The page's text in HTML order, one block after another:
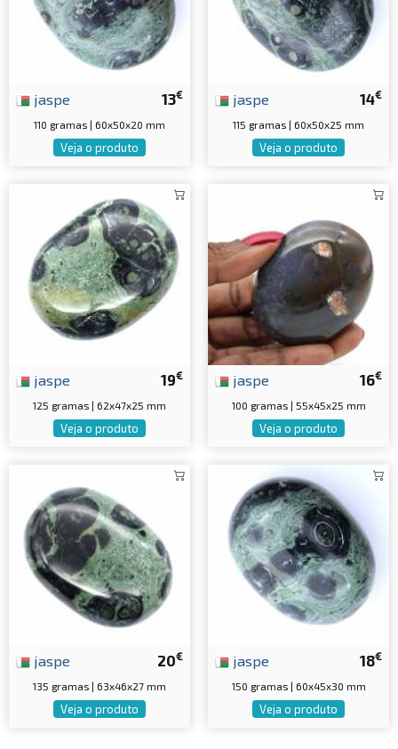
13€
jaspe
110 gramas | 60x50x20 mm
Veja o produto
14€
jaspe
115 gramas | 60x50x25 mm
Veja o produto
19€
jaspe
125 gramas | 62x47x25 mm
Veja o produto
16€
jaspe
100 gramas | 55x45x25 mm
Veja o produto
20€
jaspe
135 gramas | 63x46x27 mm
Veja o produto
18€
jaspe
150 gramas | 60x45x30 mm
Veja o produto